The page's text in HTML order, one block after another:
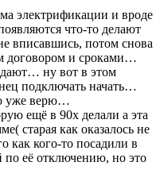
электрификации и вроде
что-то делают
вписавшись, потом снова
договором и сроками…
ну вот в этом
подключать начать…
уже верю…
ещё в 90х делали а эта
старая как оказалось не
как кого-то посадили в
по её отключению, но это